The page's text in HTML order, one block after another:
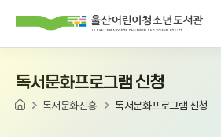
독서문화프로그램 신청
독서문화진흥 독서문화프로그램 신청